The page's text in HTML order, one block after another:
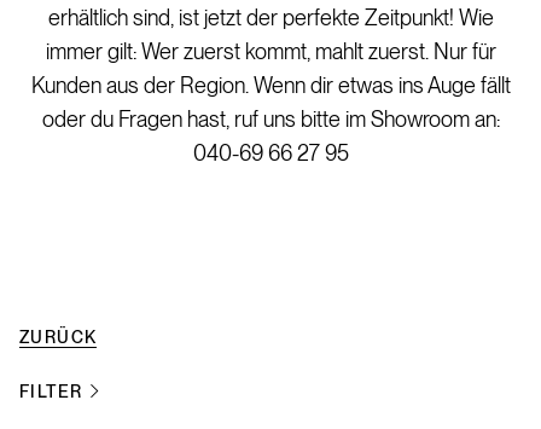
erhältlich sind, ist jetzt der perfekte Zeitpunkt! Wie
immer gilt: Wer zuerst kommt, mahlt zuerst. Nur für
Kunden aus der Region. Wenn dir etwas ins Auge fällt
oder du Fragen hast, ruf uns bitte im Showroom an:
040-69 66 27 95
ZURÜCK
FILTER